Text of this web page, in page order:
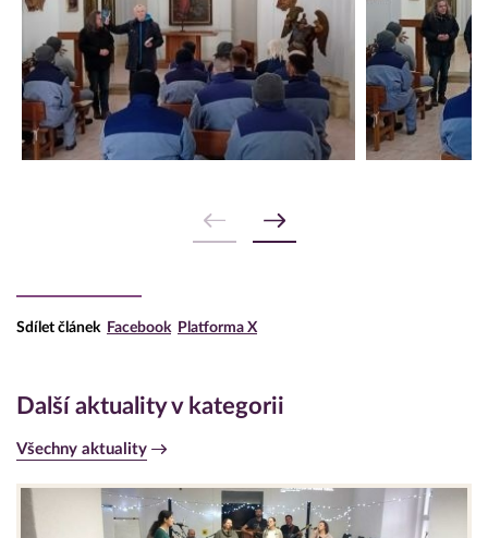
Sdílet článek Facebook Platforma X
Další aktuality v kategorii
Všechny aktuality